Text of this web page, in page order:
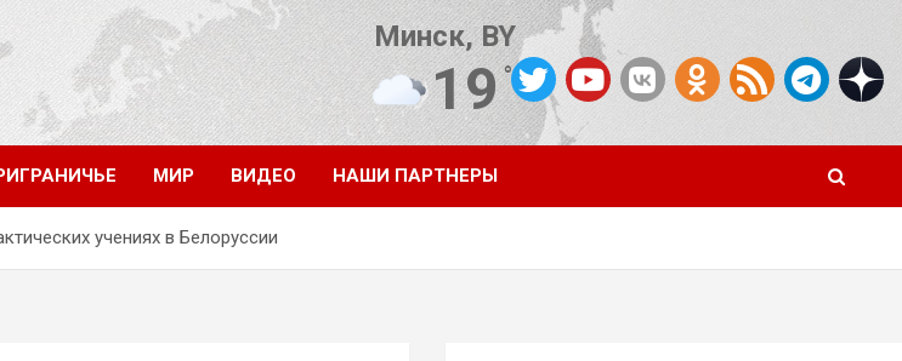
Минск, BY
19°C
Погода от OpenWeatherMap
МИР ВИДЕО НАШИ ПАРТНЕРЫ
учениях в Белоруссии